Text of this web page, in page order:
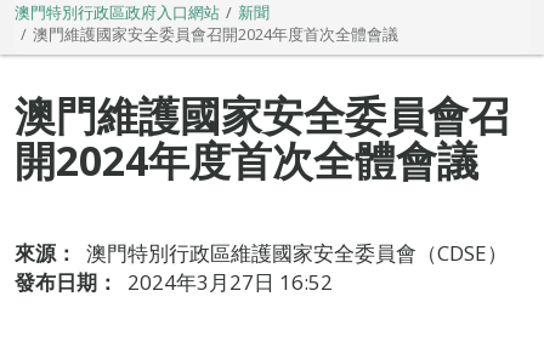
澳門特別行政區政府入口網站
新聞
澳門維護國家安全委員會召開2024年度首次全體會議
澳門維護國家安全委員會召
開2024年度首次全體會議
來源：
澳門特別行政區維護國家安全委員會（CDSE）
發布日期：
2024年3月27日 16:52